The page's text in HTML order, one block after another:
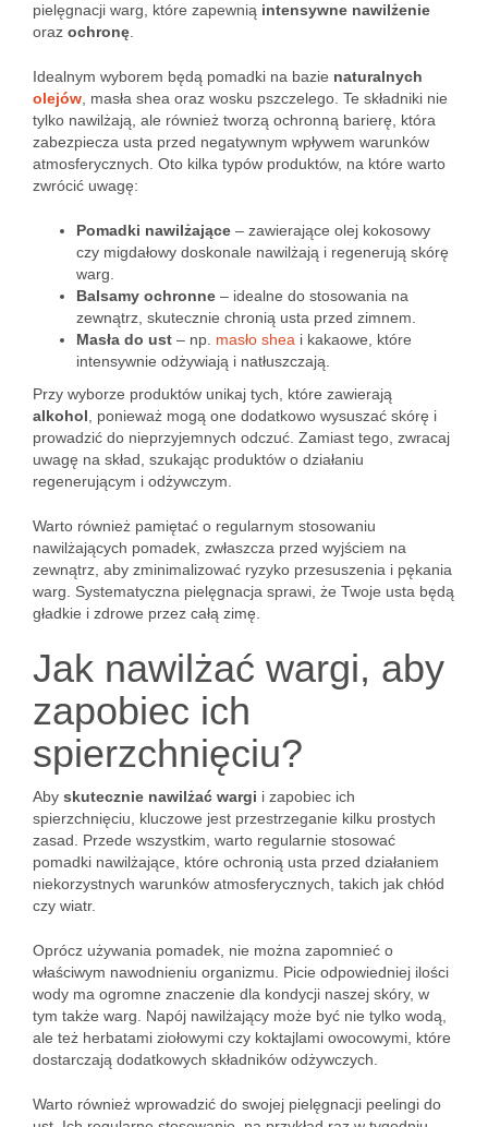
pielęgnacji warg, które zapewnią intensywne nawilżenie
oraz ochronę
Idealnym wyborem będą pomadki na bazie naturalnych
olejów , masła shea oraz wosku pszczelego. Te składniki nie
tylko nawilżają, ale również tworzą ochronną barierę, która
zabezpiecza usta przed negatywnym wpływem warunków
atmosferycznych. Oto kilka typów produktów, na które warto
zwrócić uwagę:
Pomadki nawilżające – zawierające olej kokosowy
czy migdałowy doskonale nawilżają i regenerują skórę
warg.
Balsamy ochronne – idealne do stosowania na
zewnątrz, skutecznie chronią usta przed zimnem.
Masła do ust – np. masło shea i kakaowe, które
intensywnie odżywiają i natłuszczają.
Przy wyborze produktów unikaj tych, które zawierają
alkohol , ponieważ mogą one dodatkowo wysuszać skórę i
prowadzić do nieprzyjemnych odczuć. Zamiast tego, zwracaj
uwagę na skład, szukając produktów o działaniu
regenerującym i odżywczym.
Warto również pamiętać o regularnym stosowaniu
nawilżających pomadek, zwłaszcza przed wyjściem na
zewnątrz, aby zminimalizować ryzyko przesuszenia i pękania
warg. Systematyczna pielęgnacja sprawi, że Twoje usta będą
gładkie i zdrowe przez całą zimę.
Jak nawilżać wargi, aby
zapobiec ich
spierzchnięciu?
Aby skutecznie nawilżać wargi i zapobiec ich
spierzchnięciu, kluczowe jest przestrzeganie kilku prostych
zasad. Przede wszystkim, warto regularnie stosować
pomadki nawilżające, które ochronią usta przed działaniem
niekorzystnych warunków atmosferycznych, takich jak chłód
czy wiatr.
Oprócz używania pomadek, nie można zapomnieć o
właściwym nawodnieniu organizmu. Picie odpowiedniej ilości
wody ma ogromne znaczenie dla kondycji naszej skóry, w
tym także warg. Napój nawilżający może być nie tylko wodą,
ale też herbatami ziołowymi czy koktajlami owocowymi, które
dostarczają dodatkowych składników odżywczych.
Warto również wprowadzić do swojej pielęgnacji peelingi do